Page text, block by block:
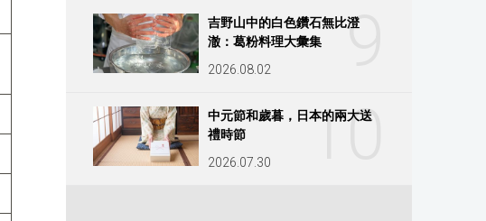
9
吉野山中的白色鑽石無比澄
澈：葛粉料理大彙集
2026.08.02
10
中元節和歲暮，日本的兩大送
禮時節
2026.07.30